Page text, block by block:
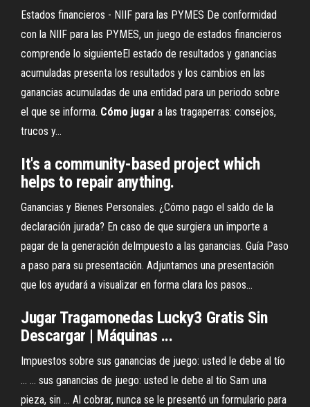
Estados financieros - NIIF para las PYMES De conformidad
con la NIIF para las PYMES, un juego de estados financieros
comprende lo siguienteEl estado de resultados y ganancias
acumuladas presenta los resultados y los cambios en las
ganancias acumuladas de una entidad para un periodo sobre
el que se informa. Cómo jugar a las tragaperras: consejos,
trucos y…
It's a community-based project which
helps to repair anything.
Ganancias y Bienes Personales. ¿Cómo pago el saldo de la
declaración jurada? En caso de que surgiera un importe a
pagar de la generación deImpuesto a las ganancias. Guía Paso
a paso para su presentación. Adjuntamos una presentación
que los ayudará a visualizar en forma clara los pasos...
Jugar Tragamonedas Lucky3 Gratis Sin
Descargar | Máquinas ...
Impuestos sobre sus ganancias de juego: usted le debe al tío
... ... sus ganancias de juego: usted le debe al tío Sam una
pieza, sin ... Al cobrar, nunca se le presentó un formulario para